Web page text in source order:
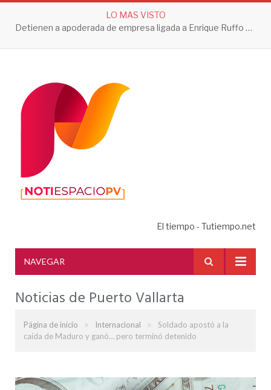
LO MAS VISTO
Detienen a apoderada de empresa ligada a Enrique Ruffo por investigación de Huachicol Fiscal
El tiempo - Tutiempo.net
NAVEGAR
Noticias de Puerto Vallarta
Página de inicio » Internacional »
Soldado apostó a la
caída de Maduro y ganó… pero terminó detenido